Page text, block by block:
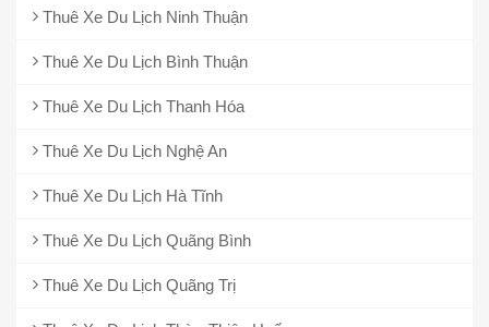
Thuê Xe Du Lịch Ninh Thuận
Thuê Xe Du Lịch Bình Thuận
Thuê Xe Du Lịch Thanh Hóa
Thuê Xe Du Lịch Nghệ An
Thuê Xe Du Lịch Hà Tĩnh
Thuê Xe Du Lịch Quãng Bình
Thuê Xe Du Lịch Quãng Trị